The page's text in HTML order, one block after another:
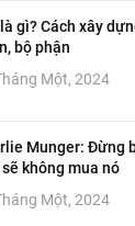
gì? Cách xây
bộ phận
Một, 2024
Munger: Đừng
sẽ không mua nó
Một, 2024